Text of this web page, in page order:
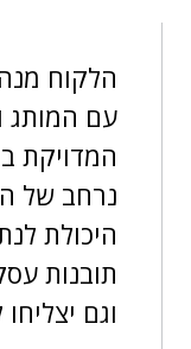
הלקוח
עם המותג
המדויקת
נרחב של
היכולת
תובנות
וגם